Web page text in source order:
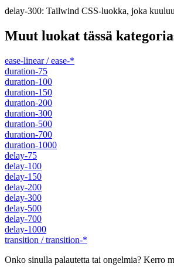
delay-300: Tailwind CSS-luokka, joka
Muut luokat tässä
ease-linear / ease-*
duration-75
duration-100
duration-150
duration-200
duration-300
duration-500
duration-700
duration-1000
delay-75
delay-100
delay-150
delay-200
delay-300
delay-500
delay-700
delay-1000
transition / transition-*
Onko sinulla palautetta tai ongelmia? Kerro